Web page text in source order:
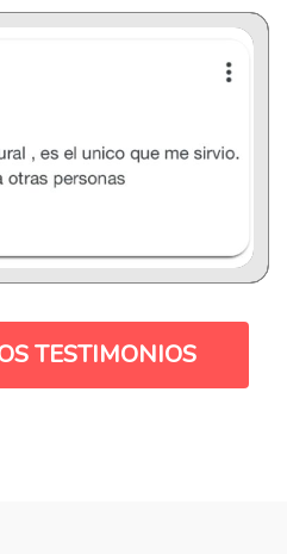
TESTIMONIOS